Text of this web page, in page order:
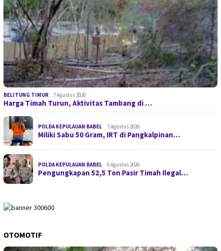
BELITUNG TIMUR 7 Agustus 2026
Harga Timah Turun, Aktivitas Tambang di …
POLDA KEPULAUAN BABEL 7 Agustus 2026
Miliki Sabu 50 Gram, IRT di Pangkalpinan…
POLDA KEPULAUAN BABEL 6 Agustus 2026
Pengungkapan 52,5 Ton Pasir Timah Ilegal…
OTOMOTIF